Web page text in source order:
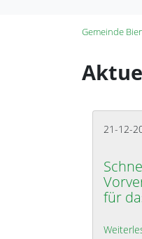
Gemeinde
21-12-
für